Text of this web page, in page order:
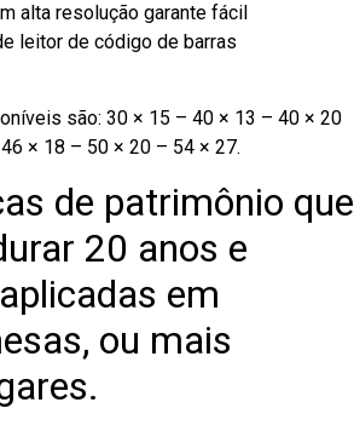
alta resolução garante fácil
leitor de código de barras
são: 30 × 15 – 40 × 13 – 40 × 20
× 18 – 50 × 20 – 54 × 27.
de patrimônio que
20 anos e
em
ou mais